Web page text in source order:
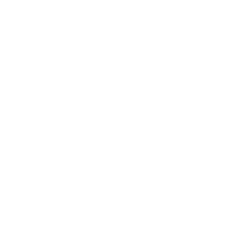
欢你，哲学和生物学
吴老狗（曾舜晞 饰）强强联手，携手霍仙姑（陈瑶 饰